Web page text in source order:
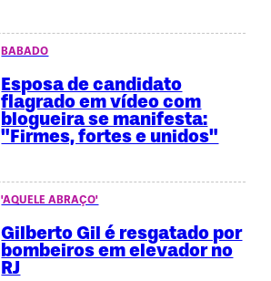
BABADO
Esposa de candidato
flagrado em vídeo com
blogueira se manifesta:
"Firmes, fortes e unidos"
'AQUELE ABRAÇO'
Gilberto Gil é resgatado por
bombeiros em elevador no
RJ